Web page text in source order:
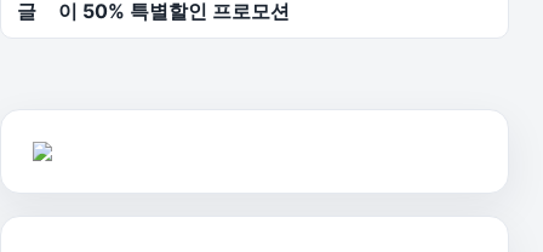
글
이 50% 특별할인 프로모션